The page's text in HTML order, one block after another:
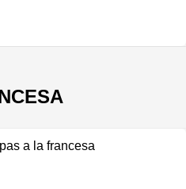
a la francesa